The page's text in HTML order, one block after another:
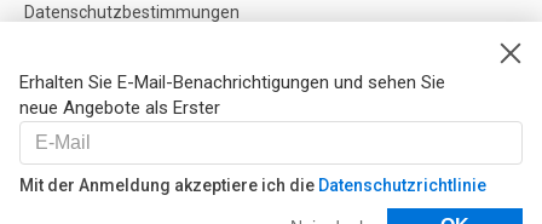
Erhalten Sie E-Mail-Benachrichtigungen und sehen Sie
neue Angebote als Erster
Mit der Anmeldung akzeptiere ich die Datenschutzrichtlinie
Datenschutzbestimmungen
Cookie-Einstellunge
Hilfe
FAQ
Unsere Partner